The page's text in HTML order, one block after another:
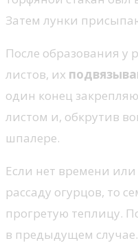
Затем лунки
После образования у
листов, их
один конец
листом и, обкрутив
шпалере.
Если нет времени
рассаду огурцов, то
прогретую теплицу.
в предыдущем